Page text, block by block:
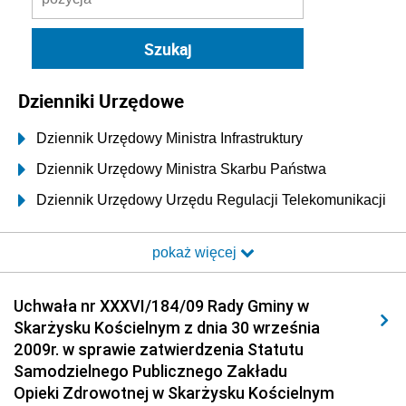
Dzienniki Urzędowe
Dziennik Urzędowy Ministra Infrastruktury
Dziennik Urzędowy Ministra Skarbu Państwa
Dziennik Urzędowy Urzędu Regulacji Telekomunikacji
Dziennik Urzędowy Ministra Transportu i Budownictwa
Elektronicznej
Dziennik Urzędowy Ministra Spraw Wewnętrznych i
Administracji
Dziennik Urzędowy Ministra Transportu
pokaż więcej
Uchwała nr XXXVI/184/09 Rady Gminy w
Skarżysku Kościelnym z dnia 30 września
2009r. w sprawie zatwierdzenia Statutu
Samodzielnego Publicznego Zakładu
Opieki Zdrowotnej w Skarżysku Kościelnym